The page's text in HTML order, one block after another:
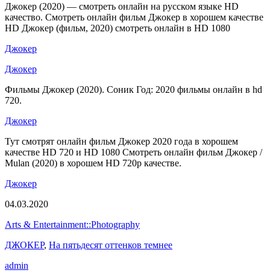
Джокер (2020) — смотреть онлайн на русском языке HD
качество. Смотреть онлайн фильм Джокер в хорошем качестве
HD Джокер (фильм, 2020) смотреть онлайн в HD 1080
Джокер
Джокер
Фильмы Джокер (2020). Соник Год: 2020 фильмы онлайн в hd
720.
Джокер
Тут смотрят онлайн фильм Джокер 2020 года в хорошем
качестве HD 720 и HD 1080 Смотреть онлайн фильм Джокер /
Mulan (2020) в хорошем HD 720p качестве.
Джокер
04.03.2020
Arts & Entertainment::Photography
ДЖОКЕР, На пятьдесят оттенков темнее
admin